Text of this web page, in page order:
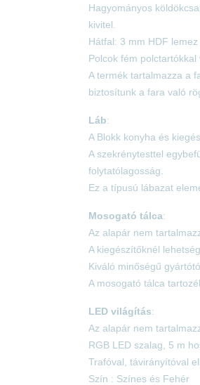
Hagyományos
kivitel.
Hátfal: 3 mm HDF
Polcok fém polctartókkal
A termék tartalmazza a
biztosítunk a fara való
Láb:
A Blokk konyha és
A szekrénytesttel
folytatólagosság.
Ez a típusú lábazat
Mosogató tálca:
Az alapár nem
A kiegészítőknél
Kiváló minőségű
A mosogató tálca
LED világítás:
Az alapár nem
RGB LED szalag, 5 m
Trafóval, távirányítóval
Szín : Színes és Fehér